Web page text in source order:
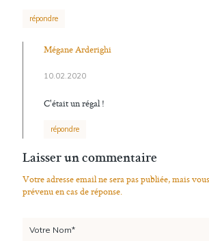
répondre
Mégane Arderighi
10.02.2020
C'était un régal !
répondre
Laisser un commentaire
Votre adresse email ne sera pas publiée, mais
prévenu en cas de réponse.
Votre Nom*